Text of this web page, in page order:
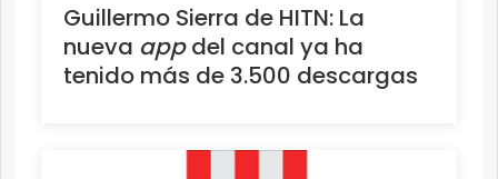
Guillermo Sierra de HITN: La
nueva appdel canal ya ha
tenido más de 3.500 descargas